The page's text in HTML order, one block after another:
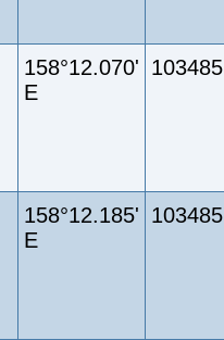
158°12.070'
E
103485
158°12.185'
E
103485